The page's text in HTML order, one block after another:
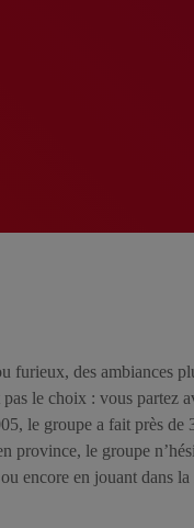
furieux, des ambiances
le choix : vous partez
le groupe a fait près de
province, le groupe
encore en jouant dans